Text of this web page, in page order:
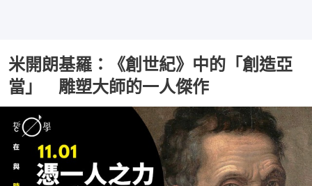
米開朗基羅：《創世紀》中的「創造亞
當」 雕塑大師的一人傑作